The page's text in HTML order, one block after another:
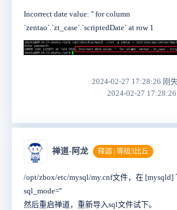
Incorrect date value: '' for column
`zentao`.`zt_case`.`scriptedDate` at row 1
2024-02-27 17:28:26 刚
2024-02-27
禅道-阿龙 释迦 | 等级3比丘
/opt/zbox/etc/mysql/my.cnf文件，在 [mysqld]
sql_mode=''
然后重启禅道，重新导入sql文件试下。